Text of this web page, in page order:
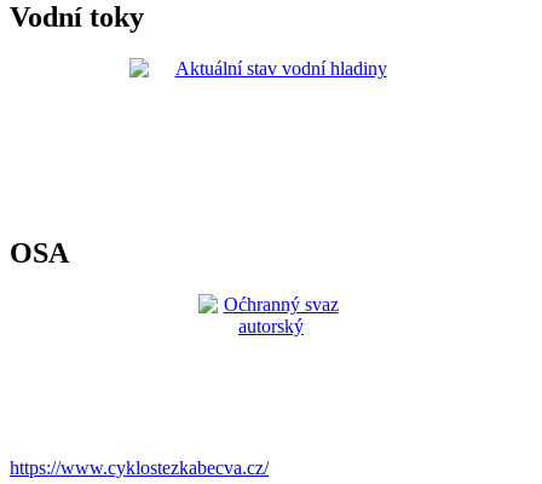
Vodní toky
OSA
https://www.cyklostezkabecva.cz/